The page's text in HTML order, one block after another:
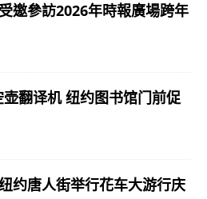
邀參訪2026年時報廣場跨年
翻译机 纽约图书馆门前促
纽约唐人街举行花车大游行庆